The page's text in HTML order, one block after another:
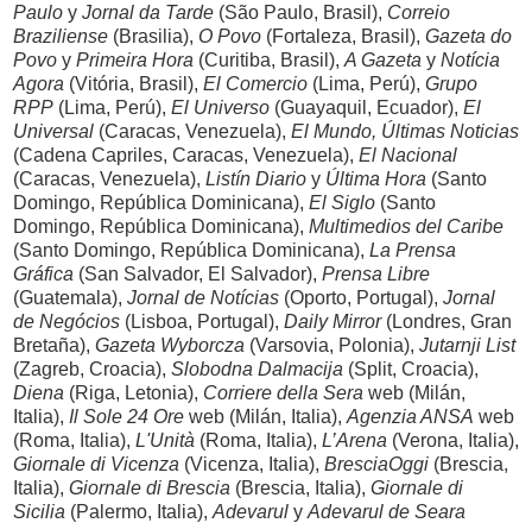
Paulo y Jornal da Tarde (São Paulo, Brasil), Correio
Braziliense (Brasilia), O Povo (Fortaleza, Brasil), Gazeta do
Povo y Primeira Hora (Curitiba, Brasil), A Gazeta y Notícia
Agora (Vitória, Brasil), El Comercio (Lima, Perú), Grupo
RPP (Lima, Perú), El Universo (Guayaquil, Ecuador), El
Universal (Caracas, Venezuela), El Mundo, Últimas Noticias
(Cadena Capriles, Caracas, Venezuela), El Nacional
(Caracas, Venezuela), Listín Diario y Última Hora (Santo
Domingo, República Dominicana), El Siglo (Santo
Domingo, República Dominicana), Multimedios del Caribe
(Santo Domingo, República Dominicana), La Prensa
Gráfica (San Salvador, El Salvador), Prensa Libre
(Guatemala), Jornal de Notícias (Oporto, Portugal), Jornal
de Negócios (Lisboa, Portugal), Daily Mirror(Londres, Gran
Bretaña), Gazeta Wyborcza (Varsovia, Polonia), Jutarnji List
(Zagreb, Croacia), Slobodna Dalmacija (Split, Croacia),
Diena (Riga, Letonia), Corriere della Sera web (Milán,
Italia), Il Sole 24 Ore web (Milán, Italia), Agenzia ANSA web
(Roma, Italia), L'Unità (Roma, Italia), L’Arena (Verona, Italia),
Giornale di Vicenza (Vicenza, Italia), BresciaOggi (Brescia,
Italia), Giornale di Brescia (Brescia, Italia), Giornale di
Sicilia (Palermo, Italia), Adevarul y Adevarul de Seara